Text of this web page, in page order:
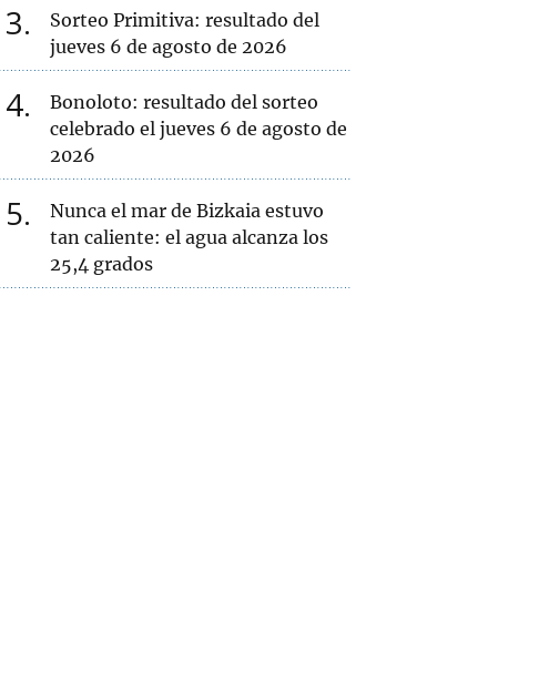
3
Sorteo Primitiva: resultado del
jueves 6 de agosto de 2026
4
Bonoloto: resultado del sorteo
celebrado el jueves 6 de agosto de
2026
5
Nunca el mar de Bizkaia estuvo
tan caliente: el agua alcanza los
25,4 grados